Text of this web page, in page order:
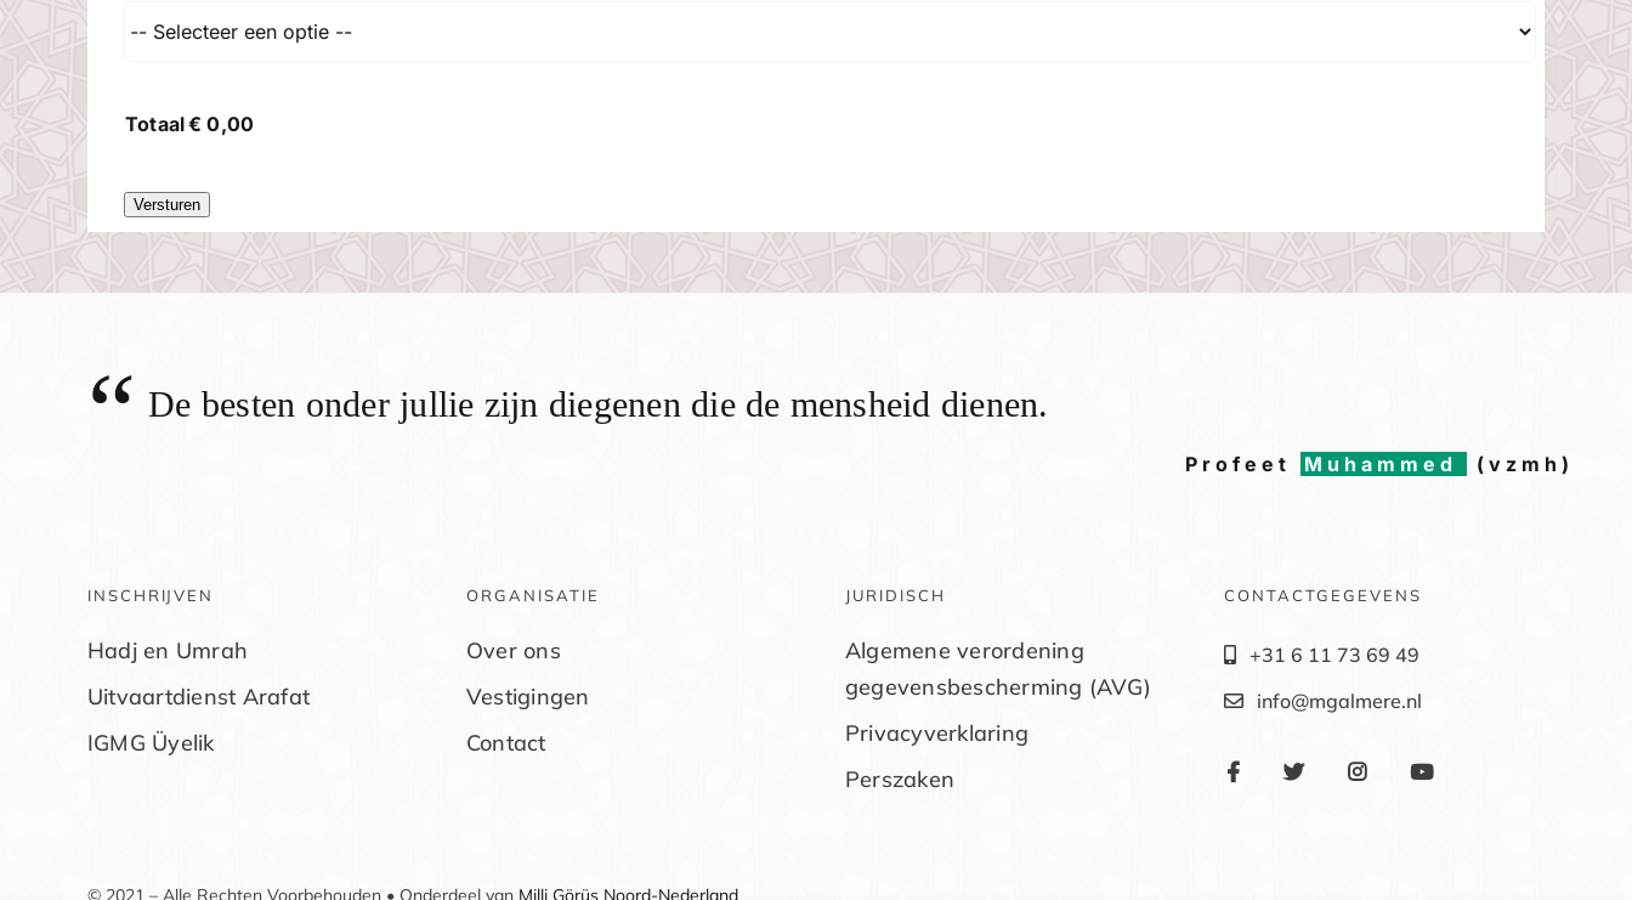
Totaal€0,00
Versturen
“ De besten onder jullie zijn diegenen die de mensheid dienen.
Profeet Muhammed (vzmh)
INSCHRIJVEN
Hadj en Umrah
Uitvaartdienst Arafat
IGMG Üyelik
ORGANISATIE
Over ons
Vestigingen
Contact
JURIDISCH
Algemene verordening
gegevensbescherming (AVG)
Privacyverklaring
Perszaken
CONTACTGEGEVENS
+31 6 11 73 69 49
info@mgalmere.nl
© 2021 – Alle Rechten Voorbehouden • Onderdeel van Milli Görüş Noord-Nederland